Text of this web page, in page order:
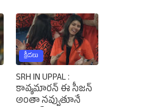
క్రీడలు
SRH IN UPPAL :
కావ్యమారన్‌ ఈ సీజన్‌
అంతా నవ్వుతూనే